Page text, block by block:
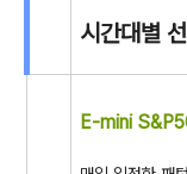
시간대별
E-mini